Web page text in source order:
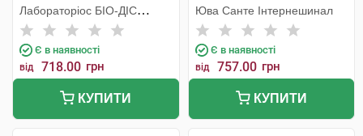
Лабораторiос БIО-ДIС
Еспанія
Є в наявності
від 718.00 грн
КУПИТИ
Юва Санте Інтернешинал
Є в наявності
від 757.00 грн
КУПИТИ